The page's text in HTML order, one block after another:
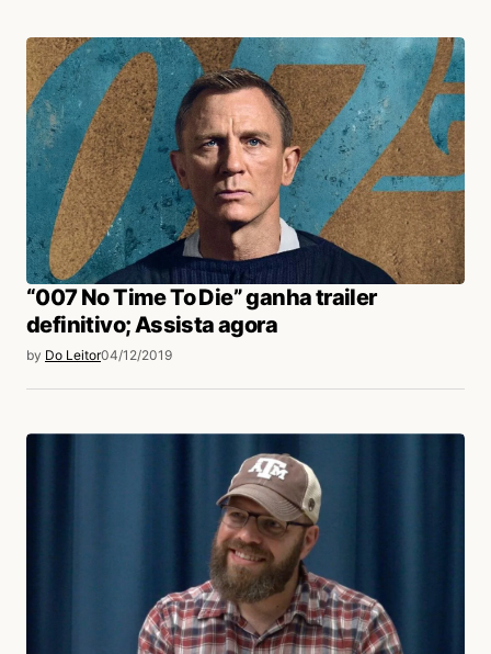
“007 No Time To Die” ganha trailer
definitivo; Assista agora
by Do Leitor04/12/2019